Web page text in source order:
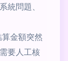
統問題、
金額突然
要人工核